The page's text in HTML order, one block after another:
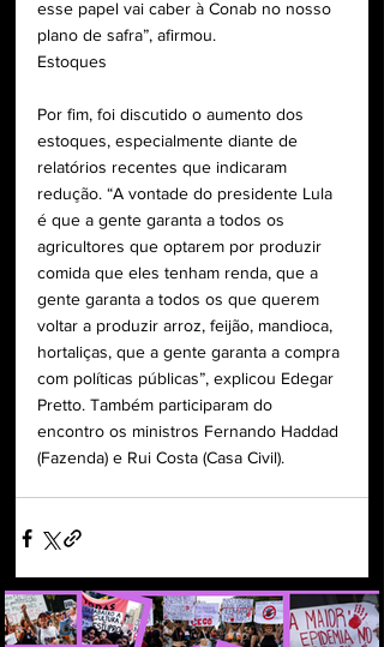
esse papel vai caber à Conab no nosso
plano de safra”, afirmou.
Estoques
Por fim, foi discutido o aumento dos
estoques, especialmente diante de
relatórios recentes que indicaram
redução. “A vontade do presidente Lula
é que a gente garanta a todos os
agricultores que optarem por produzir
comida que eles tenham renda, que a
gente garanta a todos os que querem
voltar a produzir arroz, feijão, mandioca,
hortaliças, que a gente garanta a compra
com políticas públicas”, explicou Edegar
Pretto. Também participaram do
encontro os ministros Fernando Haddad
(Fazenda) e Rui Costa (Casa Civil).